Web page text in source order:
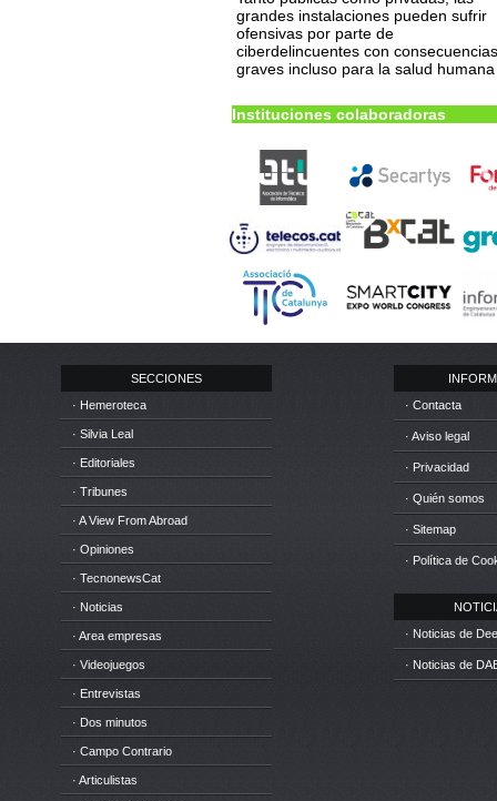
grandes instalaciones pueden sufrir
ofensivas por parte de
ciberdelincuentes con consecuencias
graves incluso para la salud humana
Instituciones colaboradoras
SECCIONES
· Hemeroteca
· Silvia Leal
· Editoriales
· Tribunes
· A View From Abroad
· Opiniones
· TecnonewsCat
· Noticias
· Area empresas
· Videojuegos
· Entrevistas
· Dos minutos
· Campo Contrario
· Articulistas
· Contacta
· Aviso legal
· Privacidad
· Quién somos
· Sitemap
· Política de
· Noticias de
· Noticias de